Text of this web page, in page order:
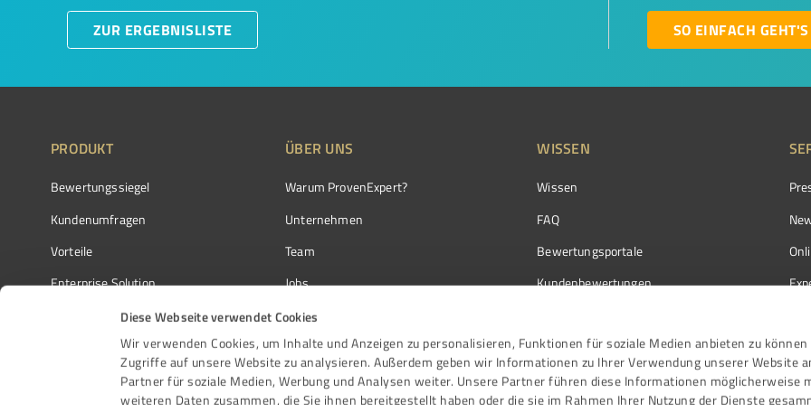
Diese Webseite verwendet Cookies
Wir verwenden Cookies, um Inhalte und Anzeigen zu personalisieren, Funktionen für soziale Medien anbieten zu können
Zugriffe auf unsere Website zu analysieren. Außerdem geben wir Informationen zu Ihrer Verwendung unserer Website
Partner für soziale Medien, Werbung und Analysen weiter. Unsere Partner führen diese Informationen möglicherweise
weiteren Daten zusammen, die Sie ihnen bereitgestellt haben oder die sie im Rahmen Ihrer Nutzung der Dienste
ZUR ERGEBNISLISTE SO EINFACH GEHT'S
PRODUKT
Bewertungssiegel
Kundenumfragen
Vorteile
Enterprise Solution
Partnerprogramm
Auszeichnungen
ÜBER UNS
Warum ProvenExpert?
Unternehmen
Team
Jobs
Kundenstimmen
Kontakt
WISSEN
Wissen
FAQ
Bewertungsportale
Kundenbewertungen
Bewertungs­richtlinien
Events